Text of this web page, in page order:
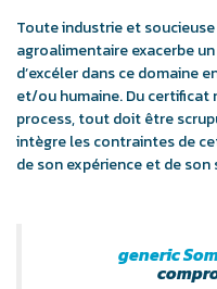
Toute industrie et
agroalimentaire exacerbe
d’excéler dans ce domaine
et/ou humaine. Du certificat
process, tout doit être
intègre les contraintes de
de son expérience et de
generic